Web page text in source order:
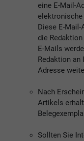
eine E-Mail-
Diese E-
die
E-Mails
Redaktion an
Adresse
Nach
Artikels
Sollten Sie